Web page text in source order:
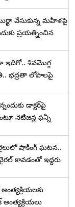
వేసుకున్న మహిళపై
ప్రయత్నించిన
ఇదిగో.. శివమొగ్గ
భద్రతా లోపాలపై
డాక్టర్‌పై
నెటిజన్ల ఫన్నీ
షాకింగ్ ఘటన..
కావడంతో ఇద్దరు
అంత్యక్రియలు